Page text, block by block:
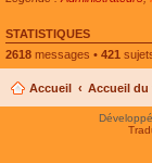
STATISTIQUES
2618 messages • 421
Accueil Accueil du